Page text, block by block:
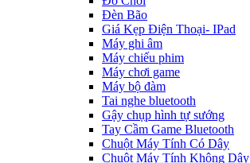
Đèn Bão
Giá Kẹp Điện Thoại- IPad
Máy ghi âm
Máy chiếu phim
Máy chơi game
Máy bộ đàm
Tai nghe bluetooth
Gậy chụp hình tự sướng
Tay Cầm Game Bluetooth
Chuột Máy Tính Có Dây
Chuột Máy Tính Không Dây